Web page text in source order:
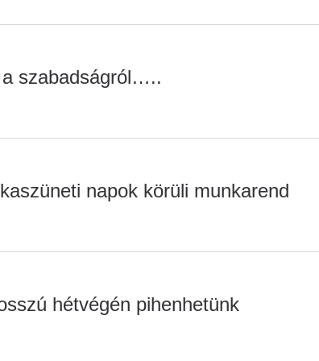
szabadságról…..
napok körüli munkarend
hétvégén pihenhetünk